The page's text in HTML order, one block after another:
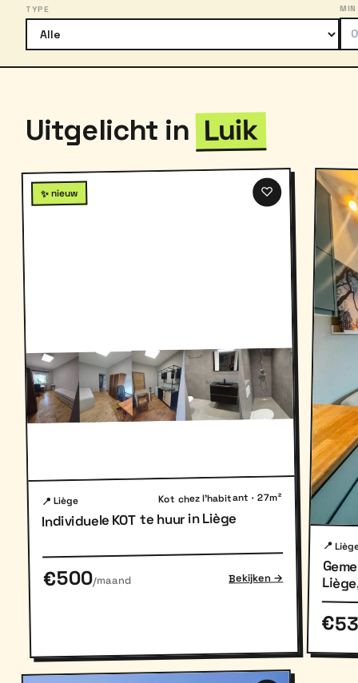
TYPE
Uitgelicht in Luik
✨ nieuw ♡
📍 Liège Kot chez l'habitant · 27m²
Individuele KOT te huur in Liège
€500/maand Bekijken →
📍
per